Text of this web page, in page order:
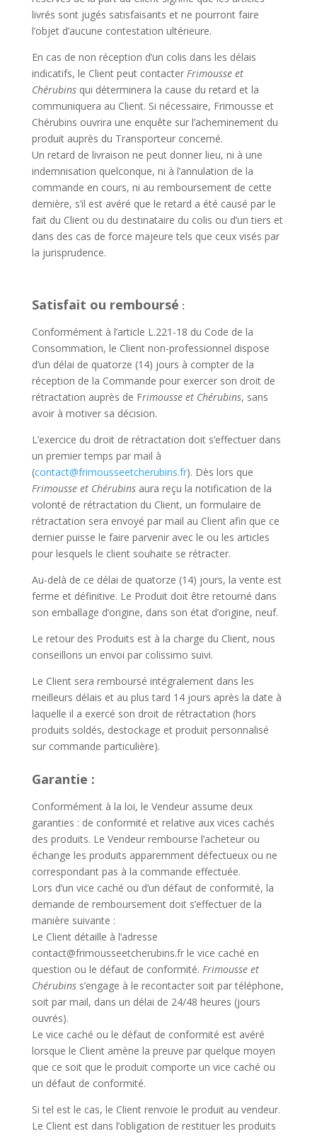
livrés sont jugés satisfaisants et ne pourront faire
l’objet d’aucune contestation ultérieure.
En cas de non réception d’un colis dans les délais
indicatifs, le Client peut contacter Frimousse et
Chérubinsqui déterminera la cause du retard et la
communiquera au Client. Si nécessaire, Frimousse et
Chérubins ouvrira une enquête sur l’acheminement du
produit auprès du Transporteur concerné.
Un retard de livraison ne peut donner lieu, ni à une
indemnisation quelconque, ni à l’annulation de la
commande en cours, ni au remboursement de cette
dernière, s’il est avéré que le retard a été causé par le
fait du Client ou du destinataire du colis ou d’un tiers et
dans des cas de force majeure tels que ceux visés par
la jurisprudence.
Satisfait ou remboursé :
Conformément à l’article L.221-18 du Code de la
Consommation, le Client non-professionnel dispose
d’un délai de quatorze (14) jours à compter de la
réception de la Commande pour exercer son droit de
rétractation auprès de Frimousse et Chérubins, sans
avoir à motiver sa décision.
L’exercice du droit de rétractation doit s’effectuer dans
un premier temps par mail à
(contact@frimousseetcherubins.fr). Dès lors que
Frimousse et Chérubinsaura reçu la notification de la
volonté de rétractation du Client, un formulaire de
rétractation sera envoyé par mail au Client afin que ce
dernier puisse le faire parvenir avec le ou les articles
pour lesquels le client souhaite se rétracter.
Au-delà de ce délai de quatorze (14) jours, la vente est
ferme et définitive. Le Produit doit être retourné dans
son emballage d’origine, dans son état d’origine, neuf.
Le retour des Produits est à la charge du Client, nous
conseillons un envoi par colissimo suivi.
Le Client sera remboursé intégralement dans les
meilleurs délais et au plus tard 14 jours après la date à
laquelle il a exercé son droit de rétractation (hors
produits soldés, destockage et produit personnalisé
sur commande particulière).
Garantie :
Conformément à la loi, le Vendeur assume deux
garanties : de conformité et relative aux vices cachés
des produits. Le Vendeur rembourse l’acheteur ou
échange les produits apparemment défectueux ou ne
correspondant pas à la commande effectuée.
Lors d’un vice caché ou d’un défaut de conformité, la
demande de remboursement doit s’effectuer de la
manière suivante :
Le Client détaille à l’adresse
contact@frimousseetcherubins.fr le vice caché en
question ou le défaut de conformité. Frimousse et
Chérubinss’engage à le recontacter soit par téléphone,
soit par mail, dans un délai de 24/48 heures (jours
ouvrés).
Le vice caché ou le défaut de conformité est avéré
lorsque le Client amène la preuve par quelque moyen
que ce soit que le produit comporte un vice caché ou
un défaut de conformité.
Si tel est le cas, le Client renvoie le produit au vendeur.
Le Client est dans l’obligation de restituer les produits